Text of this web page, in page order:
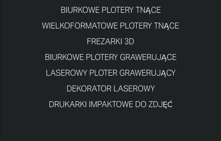
BIURKOWE PLOTERY TNĄCE
WIELKOFORMATOWE PLOTERY TNĄCE
FREZARKI 3D
BIURKOWE PLOTERY GRAWERUJĄCE
LASEROWY PLOTER GRAWERUJĄCY
DEKORATOR LASEROWY
DRUKARKI IMPAKTOWE DO ZDJĘĆ